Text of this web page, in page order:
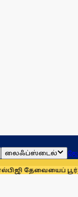
லைஃப்ஸ்டைல்
பூர்த்தி